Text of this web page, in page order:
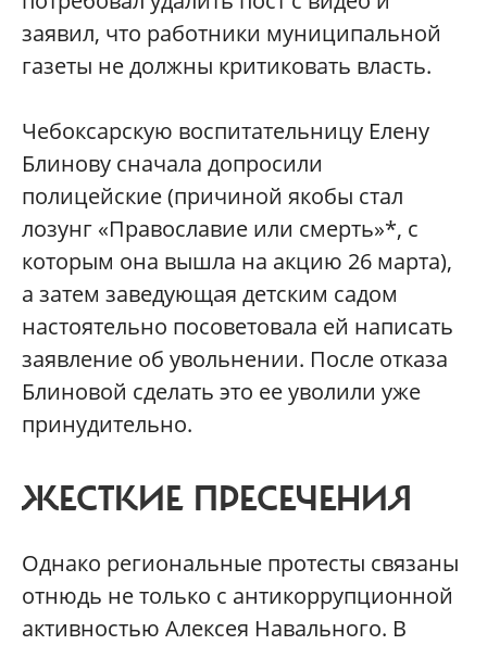
заявил, что работники муниципальной
газеты не должны критиковать власть.
Чебоксарскую воспитательницу Елену
Блинову сначала допросили
полицейские (причиной якобы стал
лозунг «Православие или смерть»*, с
которым она вышла на акцию 26 марта),
а затем заведующая детским садом
настоятельно посоветовала ей написать
заявление об увольнении. После отказа
Блиновой сделать это ее уволили уже
принудительно.
ЖЕСТКИЕ ПРЕСЕЧЕНИЯ
Однако региональные протесты связаны
отнюдь не только с антикоррупционной
активностью Алексея Навального. В